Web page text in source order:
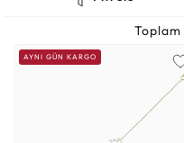
Toplam
AYNI GÜN KARGO